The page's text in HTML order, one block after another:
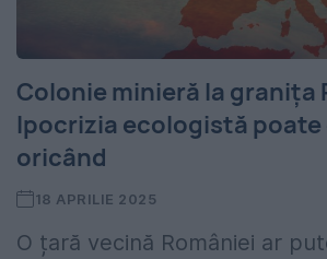
Colonie minieră la granița
Ipocrizia ecologistă poate
oricând
18 APRILIE 2025
O țară vecină României ar